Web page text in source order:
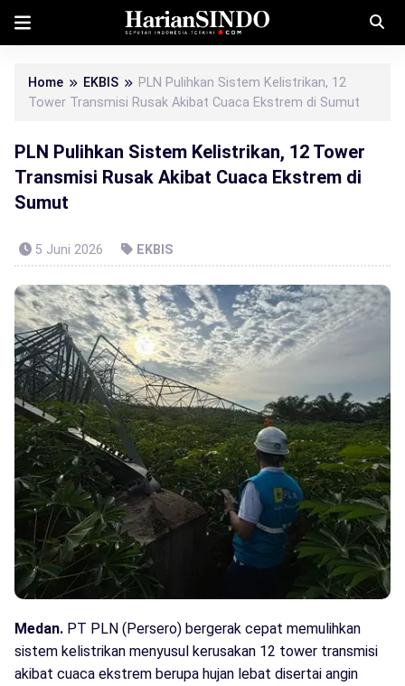
Home EKBIS
PLN Pulihkan Sistem Kelistrikan, 12
Tower Transmisi Rusak Akibat Cuaca Ekstrem di Sumut
PLN Pulihkan Sistem Kelistrikan, 12 Tower
Transmisi Rusak Akibat Cuaca Ekstrem di
Sumut
5 Juni 2026 EKBIS
Medan. PT PLN (Persero) bergerak cepat memulihkan
sistem kelistrikan menyusul kerusakan 12 tower transmisi
akibat cuaca ekstrem berupa hujan lebat disertai angin